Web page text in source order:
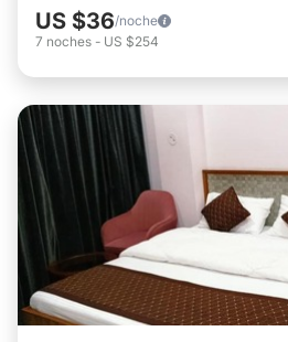
US $36/noche
7 noches - US $254